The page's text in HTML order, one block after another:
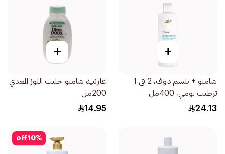
+
شامبو + بلسم دوف، 2 في 1
ترطيب يومي، 400مل
24.13
+
غارنييه شامبو حليب اللوز المغذي
200مل
14.95
10%
off